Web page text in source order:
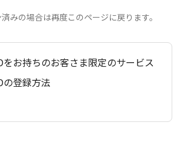
みの場合は再度このページに戻ります。
をお持ちのお客さま限定のサービス
の登録方法